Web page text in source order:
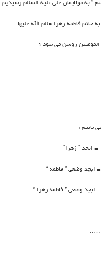
به مولایمان علی علیه السلام رسیدیم
خانم فاطمه زهرا سلام الله علیها
روشن می شود ؟
یابیم :
……..